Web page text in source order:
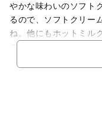
やかな味わいのソフト
るので、ソフトクリー
ね。他にもホットミル